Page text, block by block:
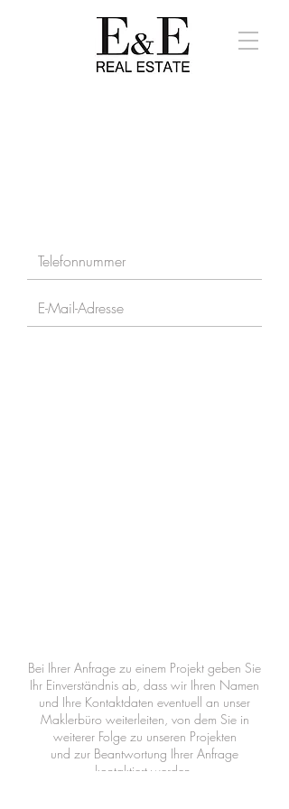
Bei Ihrer Anfrage zu einem Projekt geben Sie
Ihr Einverständnis ab, dass wir Ihren Namen
und Ihre Kontaktdaten eventuell an unser
Maklerbüro weiterleiten, von dem Sie in
weiterer Folge zu unseren Projekten
und zur Beantwortung Ihrer Anfrage
kontaktiert werden.